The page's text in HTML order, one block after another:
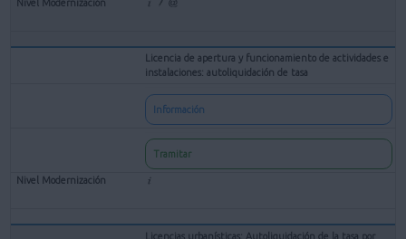
Licencia de apertura y funcionamiento de actividades e
instalaciones: autoliquidación de tasa
Información
Tramitar
Licencias urbanísticas: Autoliquidación de la tasa por